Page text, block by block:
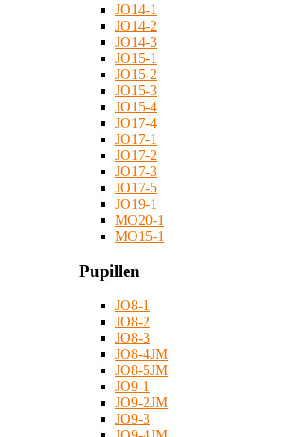
JO14-1
JO14-2
JO14-3
JO15-1
JO15-2
JO15-3
JO15-4
JO17-4
JO17-1
JO17-2
JO17-3
JO17-5
JO19-1
MO20-1
MO15-1
Pupillen
JO8-1
JO8-2
JO8-3
JO8-4JM
JO8-5JM
JO9-1
JO9-2JM
JO9-3